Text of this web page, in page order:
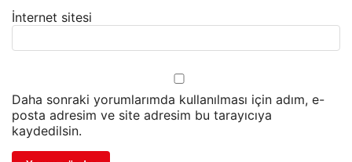
İnternet sitesi
Daha sonraki yorumlarımda kullanılması için adım, e-
posta adresim ve site adresim bu tarayıcıya
kaydedilsin.